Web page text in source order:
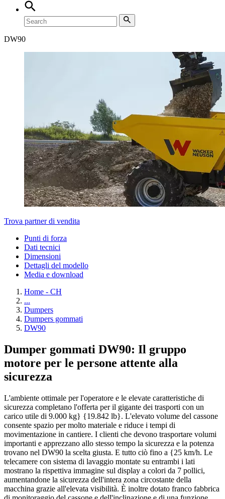
DW90
Trova partner di vendita
Punti di forza
Dati tecnici
Dimensioni
Dettagli del modello
Media e download
Home - CH
...
Dumpers
Dumpers gommati
DW90
Dumper gommati DW90: Il gruppo
motore per le persone attente alla
sicurezza
L'ambiente ottimale per l'operatore e le elevate caratteristiche di
sicurezza completano l'offerta per il gigante dei trasporti con un
carico utile di 9.000 kg} {19.842 lb}. L'elevato volume del cassone
consente spazio per molto materiale e riduce i tempi di
movimentazione in cantiere. I clienti che devono trasportare volumi
importanti e apprezzano allo stesso tempo la sicurezza e la potenza
trovano nel DW90 la scelta giusta. E tutto ciò fino a {25 km/h. Le
telecamere con sistema di lavaggio montate su entrambi i lati
mostrano la rispettiva immagine sul display a colori da 7 pollici,
aumentandone la sicurezza dell'intera zona circostante della
macchina grazie all'elevata visibilità. È inoltre dotato franco fabbrica